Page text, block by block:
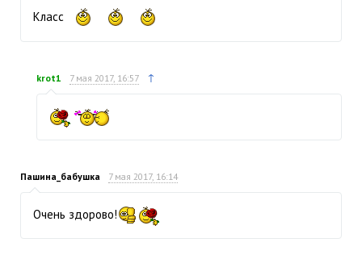
Класс
krot1 7 мая 2017, 16:57 ↑
Пашина_бабушка 7 мая 2017, 16:14
Очень здорово!